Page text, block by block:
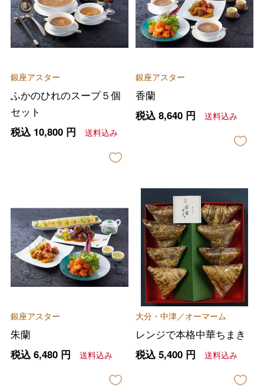
銀座アスター
ふかのひれのスープ５個
セット
税込 10,800円 送料込み
銀座アスター
香蘭
税込 8,640円 送料込み
銀座アスター
朱蘭
税込 6,480円 送料込み
大分・中津／オーマーム
レンジで本格中華ちまき
税込 5,400円 送料込み